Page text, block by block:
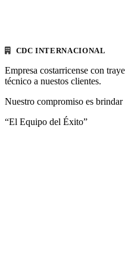
CDC INTERNACIONAL
Empresa costarricense con
técnico a nuestos clientes.
Nuestro compromiso es
“El Equipo del Éxito”